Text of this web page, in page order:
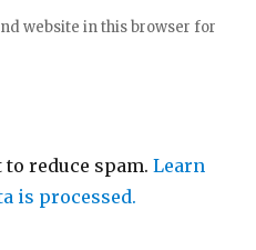
website in this browser for
to reduce spam.Learn
is processed.